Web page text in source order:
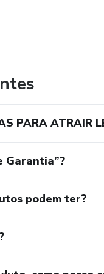
PARA ATRAIR
Garantia”?
podem ter?